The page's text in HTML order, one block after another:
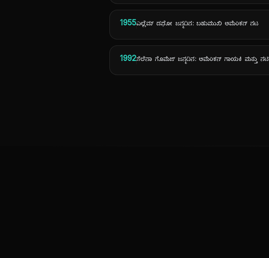
1955ವಿಲ್ಲೆಮ್ ಡಫೋ ಜನ್ಮದಿನ: ಬಹುಮುಖಿ ಅಮೆರಿಕನ್ ನಟ
1992ಸೆಲೆನಾ ಗೊಮೆಜ್ ಜನ್ಮದಿನ: ಅಮೆರಿಕನ್ ಗಾಯಕಿ ಮತ್ತು ನಟಿ